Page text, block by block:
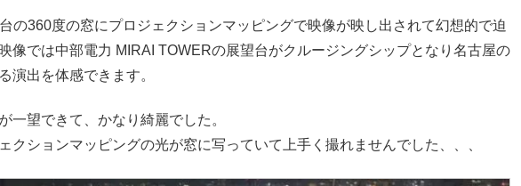
の360度の窓にプロジェクションマッピングで映像が映し出されて幻想的で迫
像では中部電力 MIRAI TOWERの展望台がクルージングシップとなり名古屋の
演出を体感できます。
一望できて、かなり綺麗でした。
クションマッピングの光が窓に写っていて上手く撮れませんでした、、、